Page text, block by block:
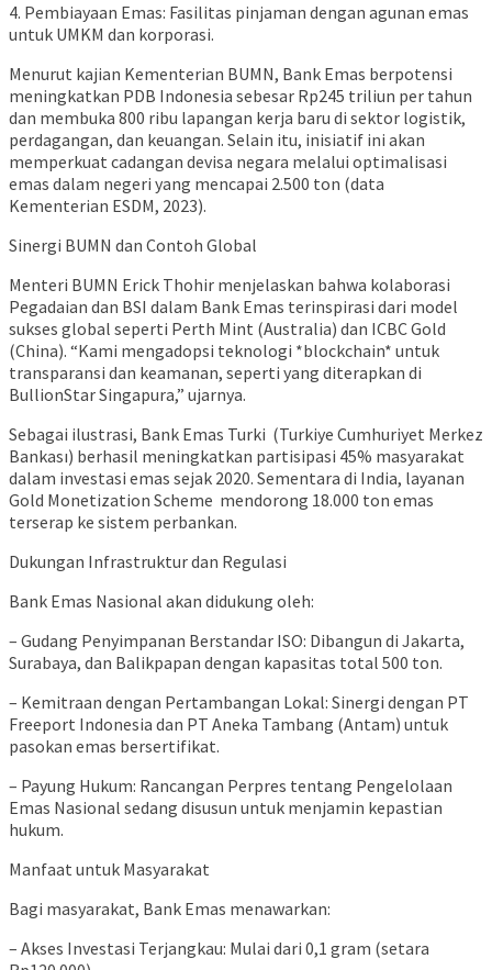
4. Pembiayaan Emas: Fasilitas pinjaman dengan agunan emas
untuk UMKM dan korporasi.
Menurut kajian Kementerian BUMN, Bank Emas berpotensi
meningkatkan PDB Indonesia sebesar Rp245 triliun per tahun
dan membuka 800 ribu lapangan kerja baru di sektor logistik,
perdagangan, dan keuangan. Selain itu, inisiatif ini akan
memperkuat cadangan devisa negara melalui optimalisasi
emas dalam negeri yang mencapai 2.500 ton (data
Kementerian ESDM, 2023).
Sinergi BUMN dan Contoh Global
Menteri BUMN Erick Thohir menjelaskan bahwa kolaborasi
Pegadaian dan BSI dalam Bank Emas terinspirasi dari model
sukses global seperti Perth Mint (Australia) dan ICBC Gold
(China). “Kami mengadopsi teknologi *blockchain* untuk
transparansi dan keamanan, seperti yang diterapkan di
BullionStar Singapura,” ujarnya.
Sebagai ilustrasi, Bank Emas Turki (Turkiye Cumhuriyet Merkez
Bankası) berhasil meningkatkan partisipasi 45% masyarakat
dalam investasi emas sejak 2020. Sementara di India, layanan
Gold Monetization Scheme mendorong 18.000 ton emas
terserap ke sistem perbankan.
Dukungan Infrastruktur dan Regulasi
Bank Emas Nasional akan didukung oleh:
– Gudang Penyimpanan Berstandar ISO: Dibangun di Jakarta,
Surabaya, dan Balikpapan dengan kapasitas total 500 ton.
– Kemitraan dengan Pertambangan Lokal: Sinergi dengan PT
Freeport Indonesia dan PT Aneka Tambang (Antam) untuk
pasokan emas bersertifikat.
– Payung Hukum: Rancangan Perpres tentang Pengelolaan
Emas Nasional sedang disusun untuk menjamin kepastian
hukum.
Manfaat untuk Masyarakat
Bagi masyarakat, Bank Emas menawarkan:
– Akses Investasi Terjangkau: Mulai dari 0,1 gram (setara